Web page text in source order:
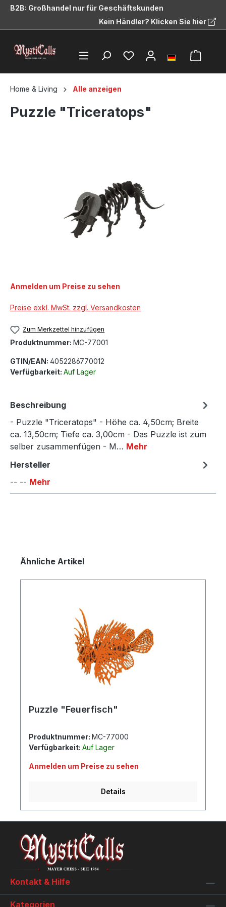
springen
B2B: Großhandel nur für Geschäftskunden
Kein Händler? Klicken Sie hier
Home & Living Alle anzeigen
Puzzle "Triceratops"
Anmelden um Preise zu sehen
Preise exkl. MwSt. zzgl. Versandkosten
Zum Merkzettel hinzufügen
Produktnummer: MC-77001
GTIN/EAN: 4052286770012
Verfügbarkeit: Auf Lager
Beschreibung
- Puzzle "Triceratops" - Höhe ca. 4,50cm; Breite
ca. 13,50cm; Tiefe ca. 3,00cm - Das Puzzle ist zum
selber zusammenfügen - M… Mehr
Hersteller
-- -- Mehr
Produktgalerie überspringen
Ähnliche Artikel
Puzzle "Feuerfisch"
Produktnummer: MC-77000
Verfügbarkeit: Auf Lager
Anmelden um Preise zu sehen
Details
Kontakt & Hilfe
Kategorien